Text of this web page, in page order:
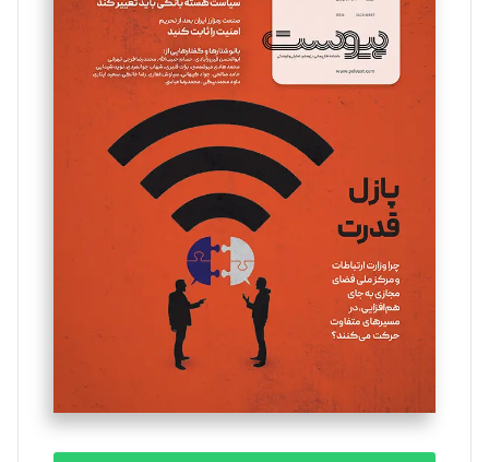
تحریریه
مینا پاکدل
یسنا امان‌پور
تحریریه
ملینا جعفری
تحریریه
مصطفی مسجدی آرانی
تحریریه